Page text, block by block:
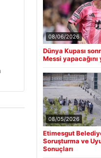
08/06/2026
Dünya Kupası
Messi yapacağını
08/05/2026
Etimesgut
Soruşturma ve
Sonuçları